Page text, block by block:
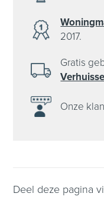
2017.
Gratis
Onze
Deel deze pagina